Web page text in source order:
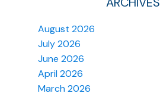
August 2026
July 2026
June 2026
April 2026
March 2026